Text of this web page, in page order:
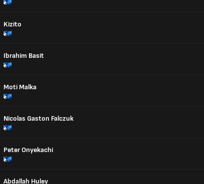
Kizito
Ibrahim Basit
Moti Malka
Nicolas Gaston Falczuk
Peter Onyekachi
Abdallah Huley